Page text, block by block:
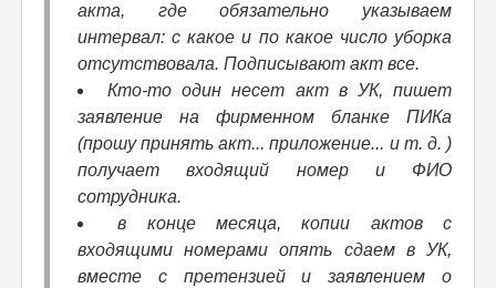
акта, где обязательно указываем
интервал: с какое и по какое число уборка
отсутствовала. Подписывают акт все.
Кто-то один несет акт в УК, пишет
заявление на фирменном бланке ПИКа
(прошу принять акт... приложение... и т. д. )
получает входящий номер и ФИО
сотрудника.
в конце месяца, копии актов с
входящими номерами опять сдаем в УК,
вместе с претензией и заявлением о